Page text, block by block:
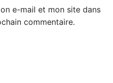
e-mail et mon site dans
commentaire.